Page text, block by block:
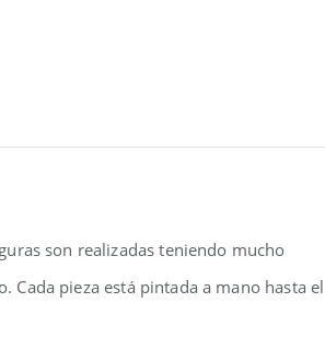
son realizadas teniendo mucho
Cada pieza está pintada a mano hasta el